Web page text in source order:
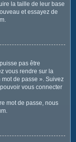
la taille de leur base
et essayez de
pas être
vous rendre sur la
de passe ». Suivez
vous connecter
mot de passe, nous